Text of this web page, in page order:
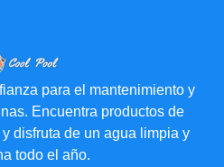
para el mantenimiento y
Encuentra productos de
disfruta de un agua limpia y
todo el año.